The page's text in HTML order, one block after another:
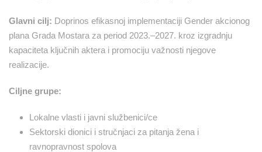
Glavni cilj: Doprinos efikasnoj implementaciji Gender akcionog
plana Grada Mostara za period 2023.–2027. kroz izgradnju
kapaciteta ključnih aktera i promociju važnosti njegove
realizacije.
Ciljne grupe:
Lokalne vlasti i javni službenici/ce
Sektorski dionici i stručnjaci za pitanja žena i
ravnopravnost spolova